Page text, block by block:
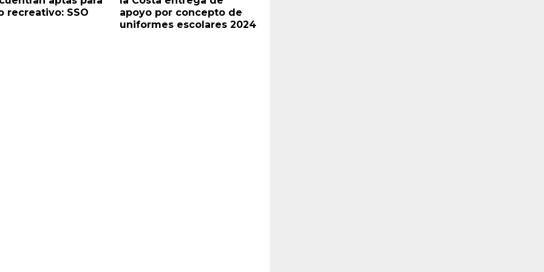
recreativo: SSO
apoyo por concepto de
uniformes escolares 2024